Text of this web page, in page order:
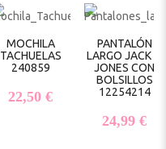
MOCHILA
TACHUELAS
240859
22,50€
PANTALÓN
LARGO JACK &
JONES CON
BOLSILLOS
12254214
24,99€